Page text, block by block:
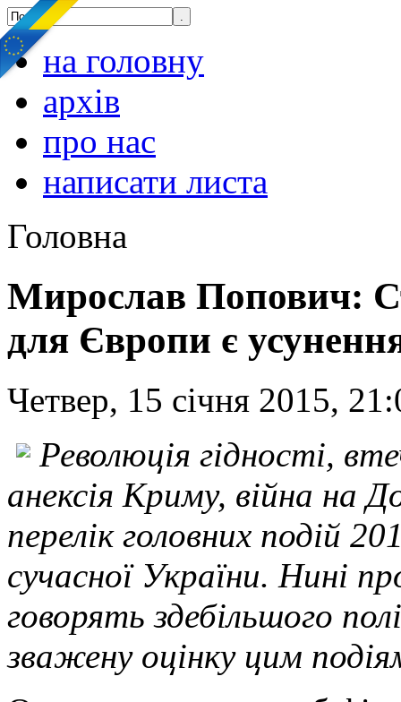
на головну
архів
про нас
написати листа
Головна
Мирослав Попович:
для Європи є
Четвер, 15 січня 2015,
Революція гідності,
анексія Криму, війна на
перелік головних подій
сучасної України. Нині
говорять здебільшого
зважену оцінку цим